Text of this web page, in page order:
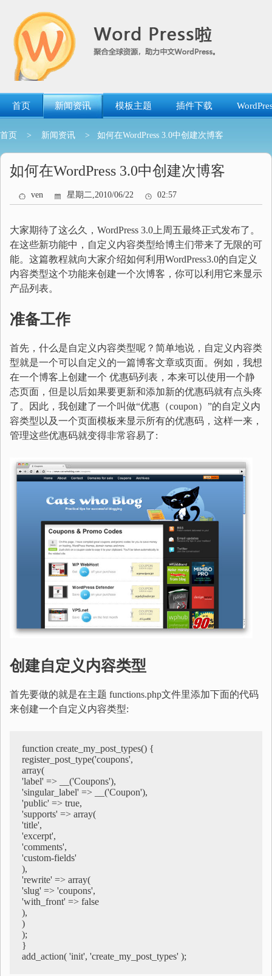
首页 新闻资讯 模板主题 插件下载
首页 > 新闻资讯 > 如何在WordPress 3.0中创建次博客
如何在WordPress 3.0中创建次博客
ven 星期二,2010/06/22 02:57
大家期待了这么久，WordPress 3.0上周五最终正式发布了。
在这些新功能中，自定义内容类型给博主们带来了无限的可
能。这篇教程就向大家介绍如何利用WordPress3.0的自定义
内容类型这个功能来创建一个次博客，你可以利用它来显示
产品列表。
准备工作
首先，什么是自定义内容类型呢？简单地说，自定义内容类
型就是一个可以自定义的一篇博客文章或页面。例如，我想
在一个博客上创建一个 优惠码列表，本来可以使用一个静
态页面，但是以后如果要更新和添加新的优惠码就有点头疼
了。因此，我创建了一个叫做“优惠（coupon）”的自定义内
容类型以及一个页面模板来显示所有的优惠码，这样一来，
管理这些优惠码就变得非常容易了:
创建自定义内容类型
首先要做的就是在主题 functions.php文件里添加下面的代码
来创建一个自定义内容类型:
function create_my_post_types() {
register_post_type('coupons',
array(
'label' => __('Coupons'),
'singular_label' => __('Coupon'),
'public' => true,
'supports' => array(
'title',
'excerpt',
'comments',
'custom-fields'
),
'rewrite' => array(
'slug' => 'coupons',
'with_front' => false
),
)
);
}
add_action( 'init', 'create_my_post_types' );